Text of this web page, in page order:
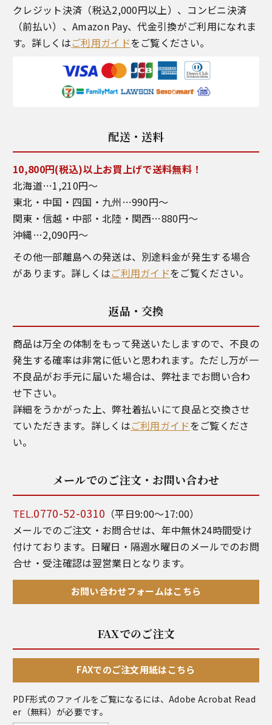
クレジット決済（税込2,000円以上）、コンビニ決済
（前払い）、Amazon Pay、代金引換がご利用になれま
す。詳しくはご利用ガイドをご覧ください。
配送・送料
10,800円(税込)以上お買上げで送料無料！
北海道…1,210円～
東北・中国・四国・九州…990円～
関東・信越・中部・北陸・関西…880円～
沖縄…2,090円～
その他一部離島への発送は、別途料金が発生する場合
があります。詳しくはご利用ガイドをご覧ください。
返品・交換
商品は万全の体制をもって発送いたしますので、不良の
発生する確率は非常に低いと思われます。ただし万が一
不良品がお手元に届いた場合は、弊社までお問い合わ
せ下さい。
詳細をうかがった上、弊社着払いにて良品と交換させ
ていただきます。詳しくはご利用ガイドをご覧くださ
い。
メールでのご注文・お問い合わせ
TEL.0770-52-0310 （平日9:00～17:00）
メールでのご注文・お問合せは、年中無休24時間受け
付けております。日曜日・隔週水曜日のメールでのお問
合せ・受注確認は翌営業日となります。
お問い合わせフォームはこちら
FAXでのご注文
FAXでのご注文用紙はこちら
PDF形式のファイルをご覧になるには、Adobe Acrobat Read
er （無料）が必要です。